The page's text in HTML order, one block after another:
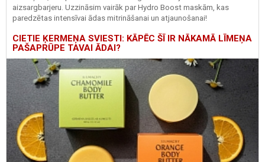
aizsargbarjeru. Uzzināsim vairāk parHydro Boost maskām, kas
paredzētas intensīvai ādas mitrināšanai un atjaunošanai!
CIETIE ĶERMEŅA SVIESTI: KĀPĒC ŠĪ IR NĀKAMĀ LĪMEŅA
PAŠAPRŪPE TAVAI ĀDAI?